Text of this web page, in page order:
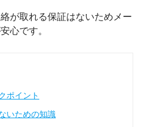
が取れる保証はないためメー
心です。
ポイント
いための知識